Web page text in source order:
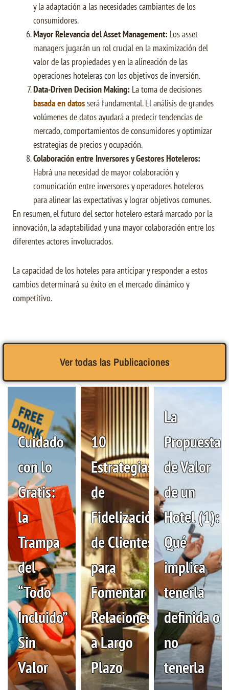
y la adaptación a las necesidades cambiantes de los
consumidores.
Mayor Relevancia del Asset Management: Los asset
managers jugarán un rol crucial en la maximización del
valor de las propiedades y en la alineación de las
operaciones hoteleras con los objetivos de inversión.
Data-Driven Decision Making: La toma de decisiones
basada en datosserá fundamental. El análisis de grandes
volúmenes de datos ayudará a predecir tendencias de
mercado, comportamientos de consumidores y optimizar
estrategias de precios y ocupación.
Colaboración entre Inversores y Gestores Hoteleros:
Habrá una necesidad de mayor colaboración y
comunicación entre inversores y operadores hoteleros
para alinear las expectativas y lograr objetivos comunes.
En resumen, el futuro del sector hotelero estará marcado por la
innovación, la adaptabilidad y una mayor colaboración entre los
diferentes actores involucrados.
La capacidad de los hoteles para anticipar y responder a estos
cambios determinará su éxito en el mercado dinámico y
competitivo.
Ver todas las Publicaciones
Cuidado
con lo
Gratis:
la
Trampa
del
“Todo
Incluido”
Sin
Valor
10
Estrategias
de
Fidelización
de Clientes
para
Fomentar
Relaciones
a Largo
Plazo
La
Propuesta
de Valor
de un
Hotel (1):
Qué
implica
tenerla
definida o
no
tenerla